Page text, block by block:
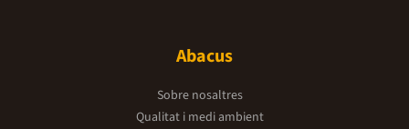
Abacus
Sobre nosaltres
Qualitat i medi ambient